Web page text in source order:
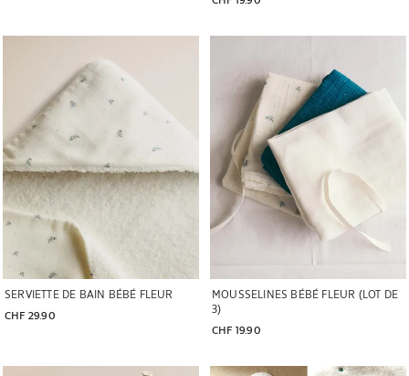
SERVIETTE DE BAIN BÉBÉ FLEUR
CHF 29.90
Image changée en 1 de 5
MOUSSELINES BÉBÉ FLEUR (LOT DE
3)
CHF 19.90
Image changée en 1 de 5